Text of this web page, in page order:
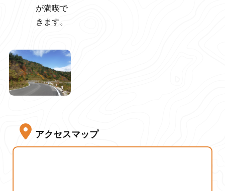
が満喫で
きます。
アクセスマップ